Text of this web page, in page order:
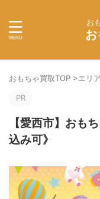
お
お
おもちゃ買取TOP >エリ
PR
【愛西市】おも
込み可》